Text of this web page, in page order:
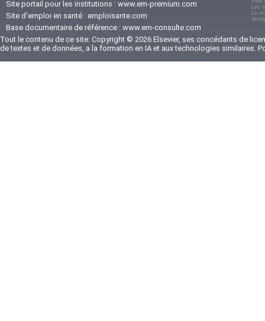
Site portail pour les institutions : www.em-premium.com
Site d'emploi en santé : emploisante.com
Base documentaire de référence : www.em-consulte.com
sont
Les
Le
Tout le contenu de ce site: Copyright © 2026 Elsevier, ses concédants de
de textes et de données, a la formation en IA et aux technologies similaires.